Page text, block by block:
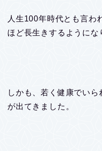
人生100年時代とも言わ
ほど長生きするようにな
しかも、若く健康でい
が出てきました。